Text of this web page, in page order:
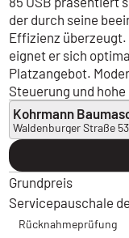
der durch seine
Effizienz
eignet er sich
Platzangebot.
Steuerung und
Kohrmann
Waldenburger Straße
Kohrmann
Waldenburger Straße
Kohrmann
Am Fuchsloch 7, 04720
Kohrmann
Annaberger Straße
Grundpreis
Servicepauschale
Rücknahmeprüfung